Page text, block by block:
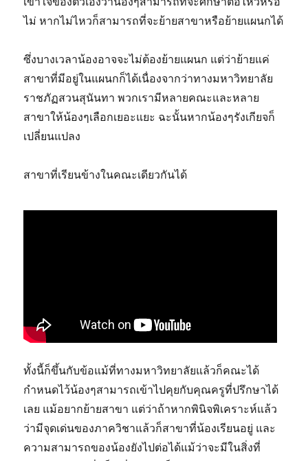
ไม่ หากไม่ไหวก็สามารถที่จะย้ายสาขาหรือย้ายแผนกได้
ซึ่งบางเวลาน้องอาจจะไม่ต้องย้ายแผนก แต่ว่าย้ายแค่
สาขาที่มีอยู่ในแผนกก็ได้เนื่องจากว่าทางมหาวิทยาลัย
ราชภัฏสวนสุนันทา พวกเรามีหลายคณะและหลาย
สาขาให้น้องๆเลือกเยอะแยะ ฉะนั้นหากน้องๆรังเกียจก็
เปลี่ยนแปลง
สาขาที่เรียนข้างในคณะเดียวกันได้
ทั้งนี้ก็ขึ้นกับข้อแม้ที่ทางมหาวิทยาลัยแล้วก็คณะได้
กำหนดไว้น้องๆสามารถเข้าไปคุยกับคุณครูที่ปรึกษาได้
เลย แม้อยากย้ายสาขา แต่ว่าถ้าหากพินิจพิเคราะห์แล้ว
ว่ามีจุดเด่นของภาควิชาแล้วก็สาขาที่น้องเรียนอยู่ และ
ความสามารถของน้องยังไปต่อได้แม้ว่าจะมีในสิ่งที่